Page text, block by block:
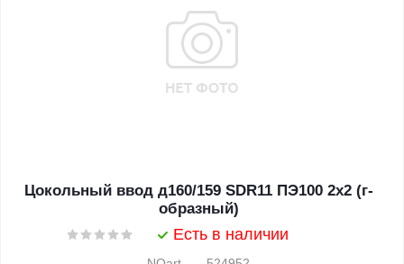
Цокольный ввод д160/159 SDR11 ПЭ100 2х2 (г-
образный)
Есть в наличии